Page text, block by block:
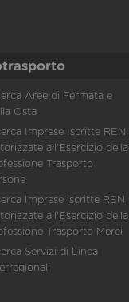
Aree di Fermata e
Osta
Imprese Iscritte REN
all'Esercizio della
Trasporto
Imprese iscritte REN
all'Esercizio della
Trasporto Merci
Servizi di Linea